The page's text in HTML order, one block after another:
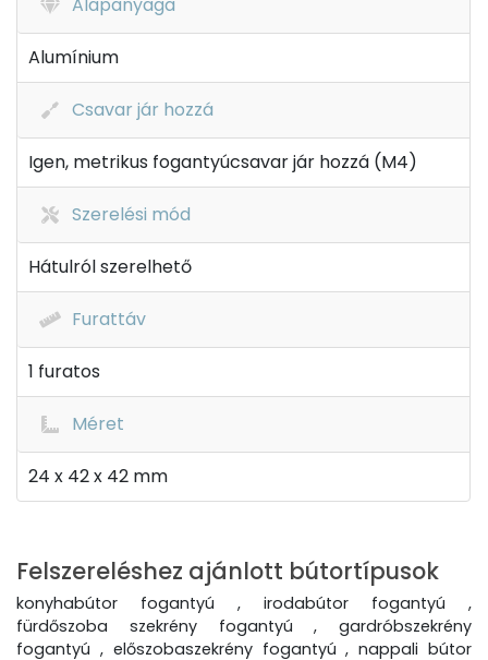
Alumínium
Csavar jár hozzá
Igen, metrikus fogantyúcsavar jár hozzá (M4)
Szerelési mód
Hátulról szerelhető
Furattáv
1 furatos
Méret
24 x 42 x 42 mm
Felszereléshez ajánlott bútortípusok
konyhabútor fogantyú , irodabútor fogantyú ,
fürdőszoba szekrény fogantyú , gardróbszekrény
fogantyú , előszobaszekrény fogantyú , nappali bútor